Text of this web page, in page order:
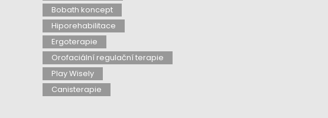
Bobath koncept
Hiporehabilitace
Ergoterapie
Orofaciální regulační terapie
Play Wisely
Canisterapie